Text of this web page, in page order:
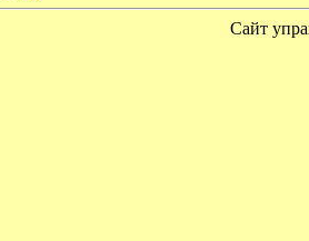
Сайт